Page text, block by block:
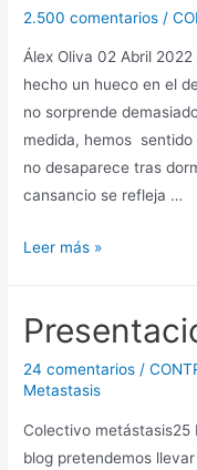
contrakultura
2.500 comentarios /
Álex Oliva 02 Abril
hecho un hueco en el
no sorprende
medida, hemos
no desaparece tras
cansancio se refleja …
Del
se
dicho
Leer más »
24 comentarios /
Metastasis
Colectivo metástasis25
blog pretendemos